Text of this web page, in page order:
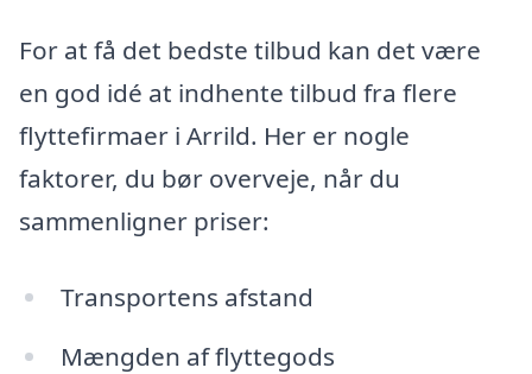
For at få det bedste tilbud kan det være
en god idé at indhente tilbud fra flere
flyttefirmaer i Arrild. Her er nogle
faktorer, du bør overveje, når du
sammenligner priser:
Transportens afstand
Mængden af flyttegods